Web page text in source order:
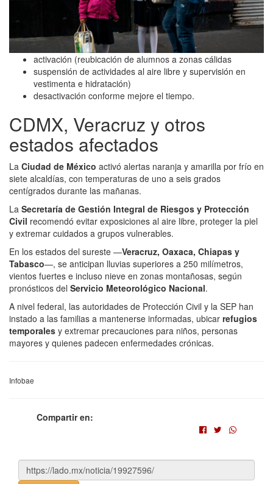
activación (reubicación de alumnos a zonas cálidas
suspensión de actividades al aire libre y supervisión en
vestimenta e hidratación)
desactivación conforme mejore el tiempo.
CDMX, Veracruz y otros
estados afectados
La Ciudad de México activó alertas naranja y amarilla por frío en
siete alcaldías, con temperaturas de uno a seis grados
centígrados durante las mañanas.
La Secretaría de Gestión Integral de Riesgos y Protección
Civil recomendó evitar exposiciones al aire libre, proteger la piel
y extremar cuidados a grupos vulnerables.
En los estados del sureste —Veracruz, Oaxaca, Chiapas y
Tabasco—, se anticipan lluvias superiores a 250 milímetros,
vientos fuertes e incluso nieve en zonas montañosas, según
pronósticos del Servicio Meteorológico Nacional.
A nivel federal, las autoridades de Protección Civil y la SEP han
instado a las familias a mantenerse informadas, ubicar refugios
temporales y extremar precauciones para niños, personas
mayores y quienes padecen enfermedades crónicas.
Infobae
Compartir en: